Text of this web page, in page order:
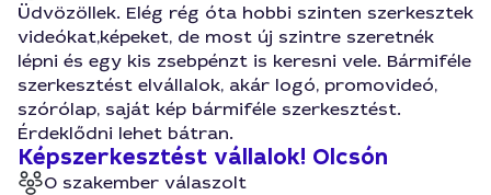
Üdvözöllek. Elég rég óta hobbi szinten szerkesztek
videókat,képeket, de most új szintre szeretnék
lépni és egy kis zsebpénzt is keresni vele. Bármiféle
szerkesztést elvállalok, akár logó, promovideó,
szórólap, saját kép bármiféle szerkesztést.
Érdeklődni lehet bátran.
Képszerkesztést vállalok! Olcsón
0 szakember válaszolt